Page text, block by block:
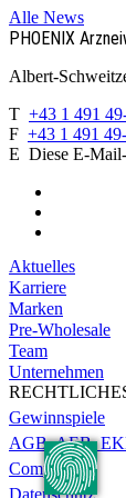
Alle News
PHOENIX
Albert-
T +43 1 491
F +43 1 491
E Diese E-
Aktuelles
Karriere
Marken
Pre-Wholesale
Team
Unternehmen
Gewinnspiele
AGB, AEB,
Compliance
Datenschutz